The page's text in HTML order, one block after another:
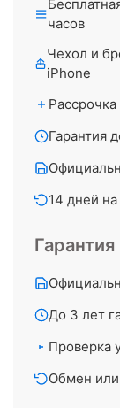
часов
Чехол и
iPhone
Гарантия
14 дней
Гарантия
До 3 лет
Проверка
Обмен или